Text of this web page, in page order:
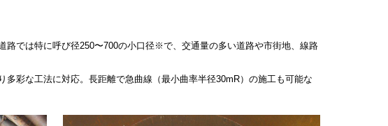
路では特に呼び径250〜700の小口径※で、交通量の多い道路や市街地、線路
彩な工法に対応。長距離で急曲線（最小曲率半径30mR）の施工も可能な